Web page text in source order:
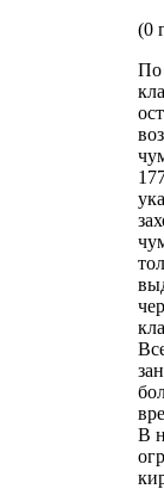
(0
По
В